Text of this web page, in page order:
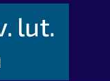
lut.